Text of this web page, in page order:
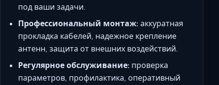
под ваши задачи.
Профессиональный монтаж: аккуратная
прокладка кабелей, надежное крепление
антенн, защита от внешних воздействий.
Регулярное обслуживание: проверка
параметров, профилактика, оперативный